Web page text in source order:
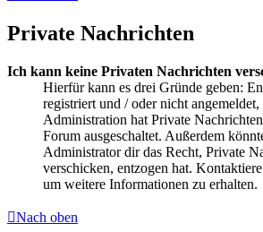
Private Nachrichten
Ich kann keine Privaten Nachrichten
Hierfür kann es drei Gründe geben:
registriert und / oder nicht
Administration hat Private
Forum ausgeschaltet. Außerdem
Administrator dir das Recht, Private
verschicken, entzogen hat.
um weitere Informationen zu erhalten.
Nach oben